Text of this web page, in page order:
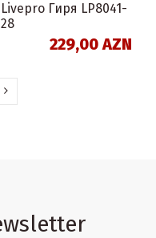
Livepro Гиря LP8041-
28
229,00 AZN